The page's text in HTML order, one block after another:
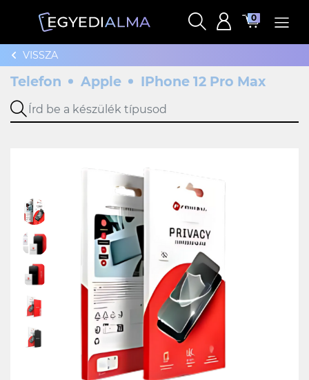
0
VISSZA
Telefon Apple IPhone 12 Pro Max